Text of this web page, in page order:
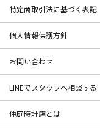
特定商取引法に基づく表記
個人情報保護方針
お問い合わせ
LINEでスタッフへ相談する
仲庭時計店とは